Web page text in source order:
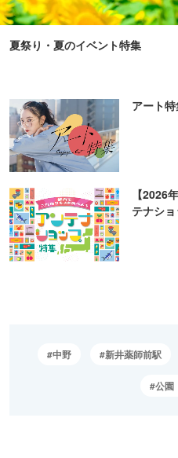
夏祭り・夏のイベント特集
アート
【2026
テナシ
中野 新井薬師前駅
公園